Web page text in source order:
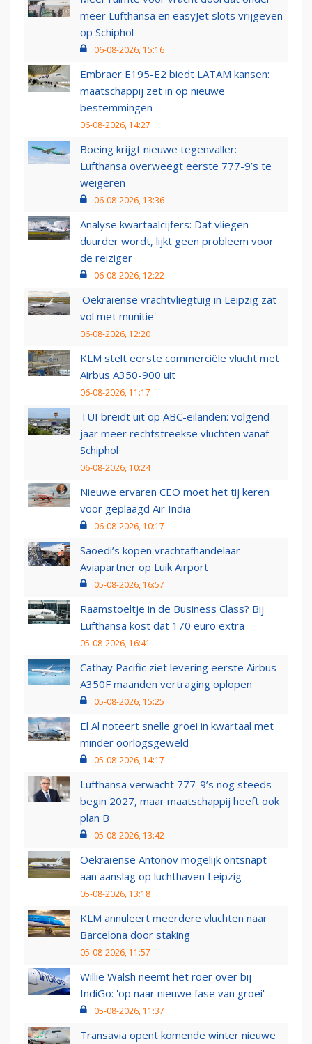
meer Lufthansa en easyJet slots vrijgeven
op Schiphol
06-08-2026, 15:16
Embraer E195-E2 biedt LATAM kansen:
maatschappij zet in op nieuwe
bestemmingen
06-08-2026, 14:27
Boeing krijgt nieuwe tegenvaller:
Lufthansa overweegt eerste 777-9’s te
weigeren
06-08-2026, 13:36
Analyse kwartaalcijfers: Dat vliegen
duurder wordt, lijkt geen probleem voor
de reiziger
06-08-2026, 12:22
'Oekraïense vrachtvliegtuig in Leipzig zat
vol met munitie'
06-08-2026, 12:20
KLM stelt eerste commerciële vlucht met
Airbus A350-900 uit
06-08-2026, 11:17
TUI breidt uit op ABC-eilanden: volgend
jaar meer rechtstreekse vluchten vanaf
Schiphol
06-08-2026, 10:24
Nieuwe ervaren CEO moet het tij keren
voor geplaagd Air India
06-08-2026, 10:17
Saoedi’s kopen vrachtafhandelaar
Aviapartner op Luik Airport
05-08-2026, 16:57
Raamstoeltje in de Business Class? Bij
Lufthansa kost dat 170 euro extra
05-08-2026, 16:41
Cathay Pacific ziet levering eerste Airbus
A350F maanden vertraging oplopen
05-08-2026, 15:25
El Al noteert snelle groei in kwartaal met
minder oorlogsgeweld
05-08-2026, 14:17
Lufthansa verwacht 777-9’s nog steeds
begin 2027, maar maatschappij heeft ook
plan B
05-08-2026, 13:42
Oekraïense Antonov mogelijk ontsnapt
aan aanslag op luchthaven Leipzig
05-08-2026, 13:18
KLM annuleert meerdere vluchten naar
Barcelona door staking
05-08-2026, 11:57
Willie Walsh neemt het roer over bij
IndiGo: 'op naar nieuwe fase van groei'
05-08-2026, 11:37
Transavia opent komende winter nieuwe